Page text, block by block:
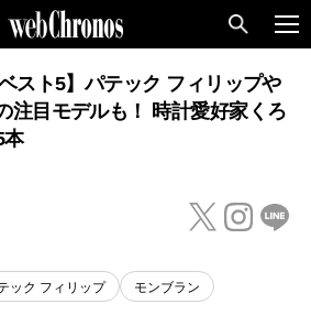
スト5】パテック フィリップや
注目モデルも！ 時計愛好家くろ
本
ック フィリップ モンブラン